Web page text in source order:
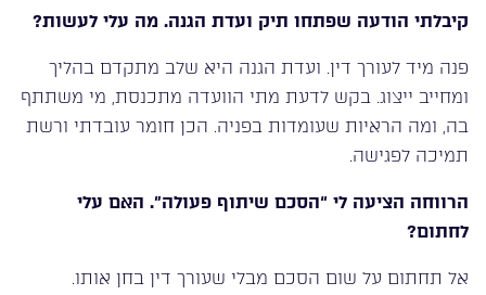
קיבלתי הודעה שפתחו תיק ועדת הגנה. מה עלי לעשות?
פנה מיד לעורך דין. ועדת הגנה היא שלב מתקדם בהליך
ומחייב ייצוג. בקש לדעת מתי הוועדה מתכנסת, מי משתתף
בה, ומה הראיות שעומדות בפניה. הכן חומר עובדתי ורשת
תמיכה לפגישה.
הרווחה הציעה לי “הסכם שיתוף פעולה”. האם עלי
לחתום?
אל תחתום על שום הסכם מבלי שעורך דין בחן אותו.